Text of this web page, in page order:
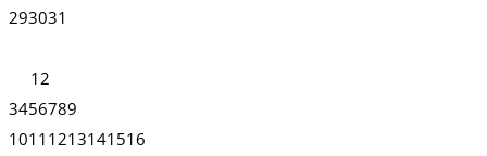
293031
1 2
3456789
1011 1213141516